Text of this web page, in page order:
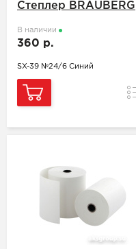
Степлер BRAUBERG
В наличии
360 р.
SX-39 №24/6 Синий